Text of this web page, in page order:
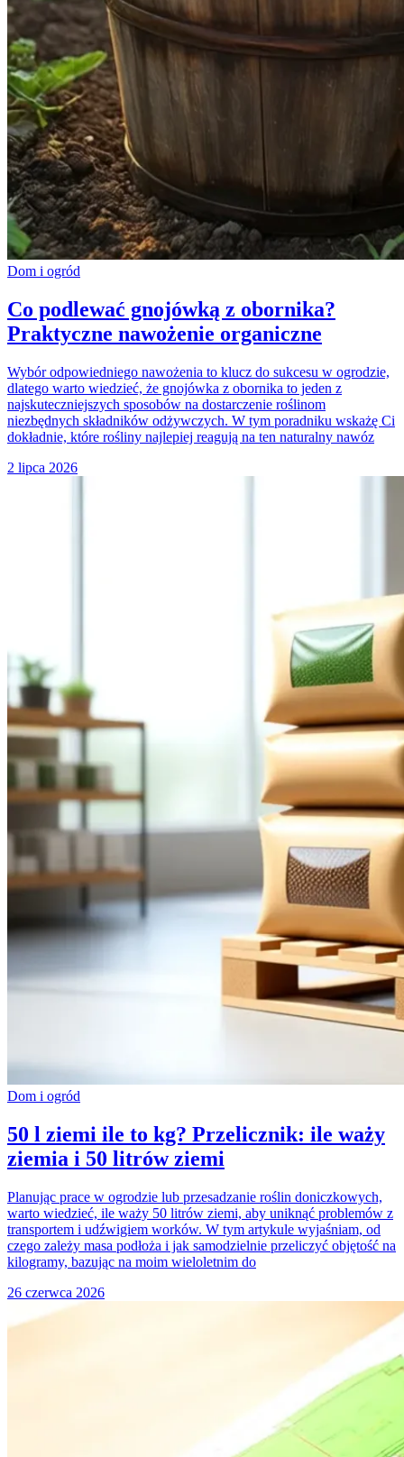
Dom i ogród
Co podlewać gnojówką z obornika?
Praktyczne nawożenie organiczne
Wybór odpowiedniego nawożenia to klucz do sukcesu w ogrodzie,
dlatego warto wiedzieć, że gnojówka z obornika to jeden z
najskuteczniejszych sposobów na dostarczenie roślinom
niezbędnych składników odżywczych. W tym poradniku wskażę Ci
dokładnie, które rośliny najlepiej reagują na ten naturalny nawóz
2 lipca 2026
Dom i ogród
50 l ziemi ile to kg? Przelicznik: ile waży
ziemia i 50 litrów ziemi
Planując prace w ogrodzie lub przesadzanie roślin doniczkowych,
warto wiedzieć, ile waży 50 litrów ziemi, aby uniknąć problemów z
transportem i udźwigiem worków. W tym artykule wyjaśniam, od
czego zależy masa podłoża i jak samodzielnie przeliczyć objętość na
kilogramy, bazując na moim wieloletnim do
26 czerwca 2026